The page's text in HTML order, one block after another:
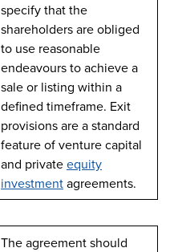
specify that the
shareholders are obliged
to use reasonable
endeavours to achieve a
sale or listing within a
defined timeframe. Exit
provisions are a standard
feature of venture capital
and privateequity
investmentagreements.
The agreement should